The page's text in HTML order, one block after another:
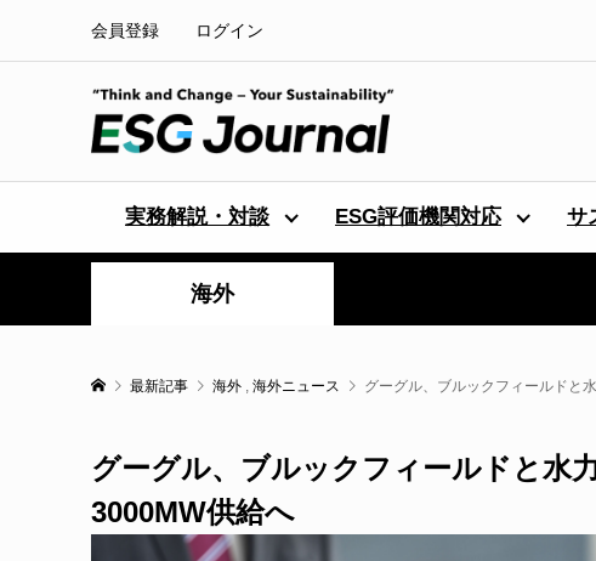
会員登録 ログイン
実務解説・対談 ESG評価機関対応 サ
海外
最新記事 海外 , 海外ニュース グーグル、ブルックフィールドと
グーグル、ブルックフィールドと水
3000MW供給へ